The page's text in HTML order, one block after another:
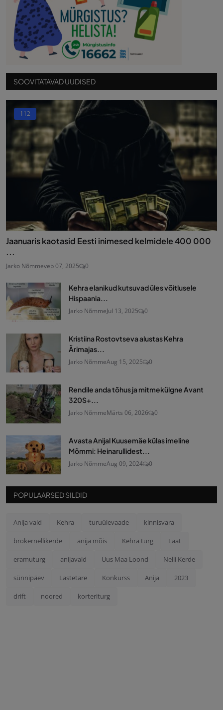
SOOVITATAVAD UUDISED
112
Jaanuaris kaotasid Eesti inimesed kelmidele 400 000
...
Jarko Nõmmeveb 07, 2025 0
Kehra elanikud kutsuvad üles võitlusele
Hispaania...
Jarko NõmmeJul 13, 2025 0
Kristiina Rostovtseva alustas Kehra
Ärimajas...
Jarko NõmmeAug 15, 2025 0
Rendile anda tõhus ja mitmekülgne Avant
320S+...
Jarko NõmmeMärts 06, 2026 0
Avasta Anijal Kuusemäe külas imeline
Mõmmi: Heinarullidest...
Jarko NõmmeAug 09, 2024 0
POPULAARSED SILDID
Anija vald Kehra turuülevaade kinnisvara
brokernellikerde anija mõis Kehra turg Laat
eramuturg anijavald Uus Maa Loond Nelli Kerde
sünnipäev Lastetare Konkurss Anija 2023
drift noored korteriturg